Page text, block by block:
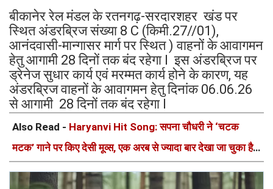
बीकानेर रेल मंडल के रतनगढ़-सरदारशहर खंड पर
स्थित अंडरब्रिज संख्या 8 C (किमी.27//01),
आनंदवासी-मान्गासर मार्ग पर स्थित ) वाहनों के आवागमन
हेतु आगामी 28 दिनों तक बंद रहेगा l इस अंडरब्रिज पर
ड्रेनेज सुधार कार्य एवं मरम्मत कार्य होने के कारण, यह
अंडरब्रिज वाहनों के आवागमन हेतु दिनांक 06.06.26
से आगामी 28 दिनों तक बंद रहेगा l
Also Read - Haryanvi Hit Song: सपना चौधरी ने ‘चटक
मटक’ गाने पर किए देसी मूव्स, एक अरब से ज्यादा बार देखा जा चुका है
Video